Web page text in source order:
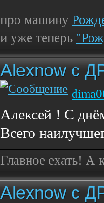
про машину
и уже теперь
Alexnow c
Алексей ! С
Всего
Главное ехать! А
Alexnow c